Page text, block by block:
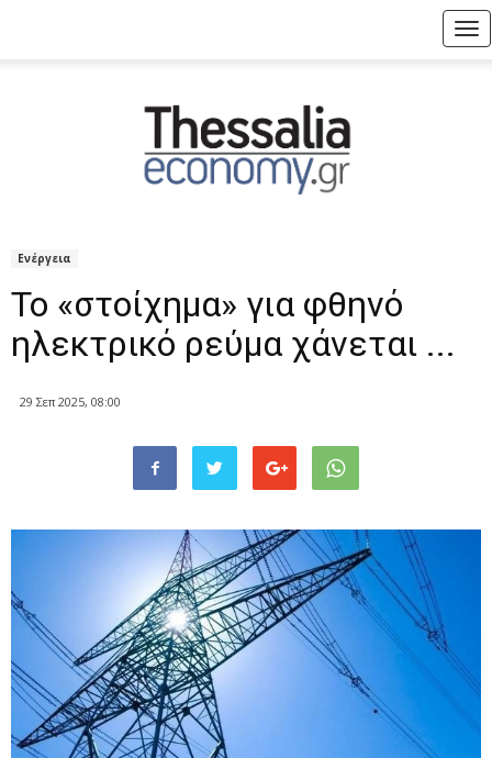
Ενέργεια
Το «στοίχημα» για φθηνό
ηλεκτρικό ρεύμα χάνεται ...
29 Σεπ 2025, 08:00